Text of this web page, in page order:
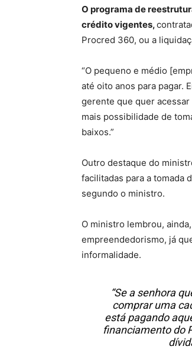
O programa de
crédito vigentes,
Procred 360, ou a
“O pequeno e médio
até oito anos para pagar.
gerente que quer
mais possibilidade de
baixos.”
Outro destaque do
facilitadas para a tomada
segundo o ministro.
O ministro lembrou,
empreendedorismo, já
informalidade.
“Se a senhora
comprar uma
está pagando
financiamento do